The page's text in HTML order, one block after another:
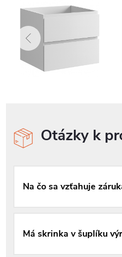
Otázky k
Na čo sa vzťahuje
Má skrinka v šuplíku